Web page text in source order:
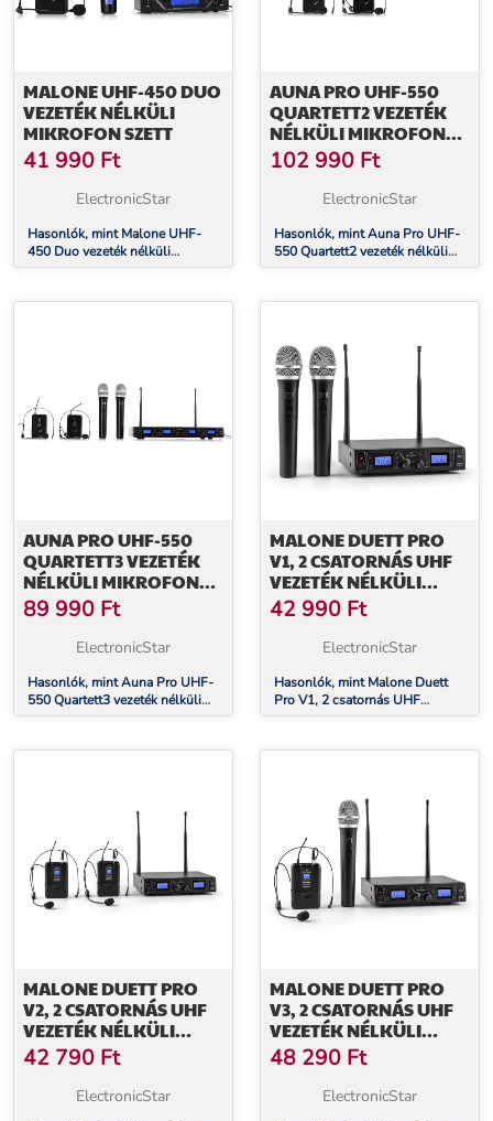
MALONE UHF-450 DUO
VEZETÉK NÉLKÜLI
MIKROFON SZETT
41 990 Ft
ElectronicStar
Hasonlók, mint Malone UHF-
450 Duo vezeték nélküli
mikrofon szett
AUNA PRO UHF-550
QUARTETT2 VEZETÉK
NÉLKÜLI MIKROFON
SZETT
102 990 Ft
ElectronicStar
Hasonlók, mint Auna Pro UHF-
550 Quartett2 vezeték nélküli
mikrofon szett
AUNA PRO UHF-550
QUARTETT3 VEZETÉK
NÉLKÜLI MIKROFON
SZETT
89 990 Ft
ElectronicStar
Hasonlók, mint Auna Pro UHF-
550 Quartett3 vezeték nélküli
mikrofon szett
MALONE DUETT PRO
V1, 2 CSATORNÁS UHF
VEZETÉK NÉLKÜLI
MIKROFON KÉSZLET,
50 M-ES HATÓKÖR
42 990 Ft
ElectronicStar
Hasonlók, mint Malone Duett
Pro V1, 2 csatornás UHF
vezeték nélküli mikrofon
MALONE DUETT PRO
V2, 2 CSATORNÁS UHF
VEZETÉK NÉLKÜLI
MIKROFON KÉSZLET,
50 M-ES HATÓKÖR
42 790 Ft
ElectronicStar
MALONE DUETT PRO
V3, 2 CSATORNÁS UHF
VEZETÉK NÉLKÜLI
MIKROFON KÉSZLET,
50 M-ES HATÓKÖR
48 290 Ft
ElectronicStar